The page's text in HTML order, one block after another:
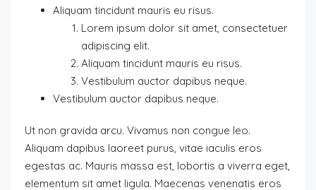
Aliquam tincidunt mauris eu risus.
Lorem ipsum dolor sit amet, consectetuer
adipiscing elit.
Aliquam tincidunt mauris eu risus.
Vestibulum auctor dapibus neque.
Vestibulum auctor dapibus neque.
Ut non gravida arcu. Vivamus non congue leo.
Aliquam dapibus laoreet purus, vitae iaculis eros
egestas ac. Mauris massa est, lobortis a viverra eget,
elementum sit amet ligula. Maecenas venenatis eros